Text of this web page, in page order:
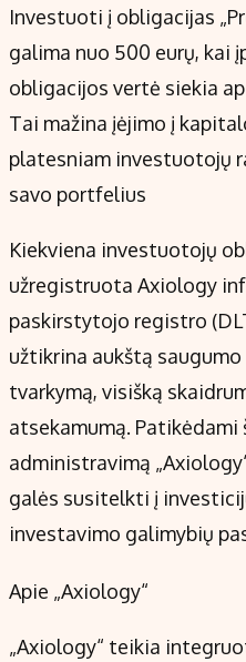
Investuoti į obligacijas
galima nuo 500 eurų, kai
obligacijos vertė siekia
Tai mažina įėjimo į
platesniam investuotojų
savo portfelius
Kiekviena investuotojų
užregistruota Axiology
paskirstytojo registro
užtikrina aukštą
tvarkymą, visišką
atsekamumą. Patikėdami
administravimą
galės susitelkti į
investavimo galimybių
Apie „Axiology“
„Axiology“ teikia